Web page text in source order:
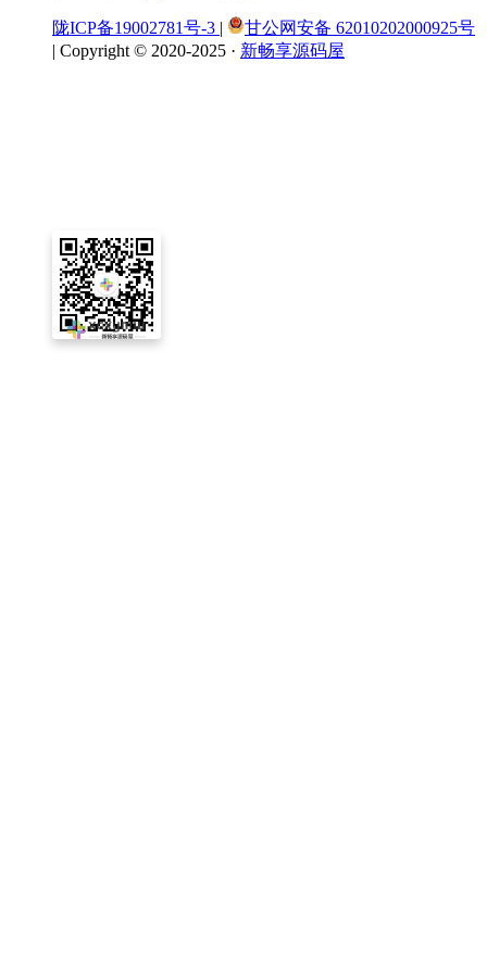
陇ICP备19002781号-3 |
甘公网安备 62010202000925号
| Copyright © 2020-2025 · 新畅享源码屋